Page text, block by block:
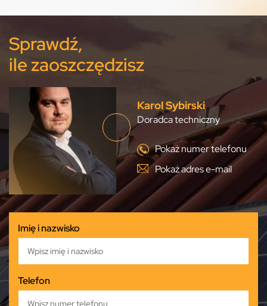
Sprawdź,
ile zaoszczędzisz
Karol Sybirski
Doradca techniczny
Pokaż numer telefonu
Pokaż adres e-mail
Imię i nazwisko
Telefon